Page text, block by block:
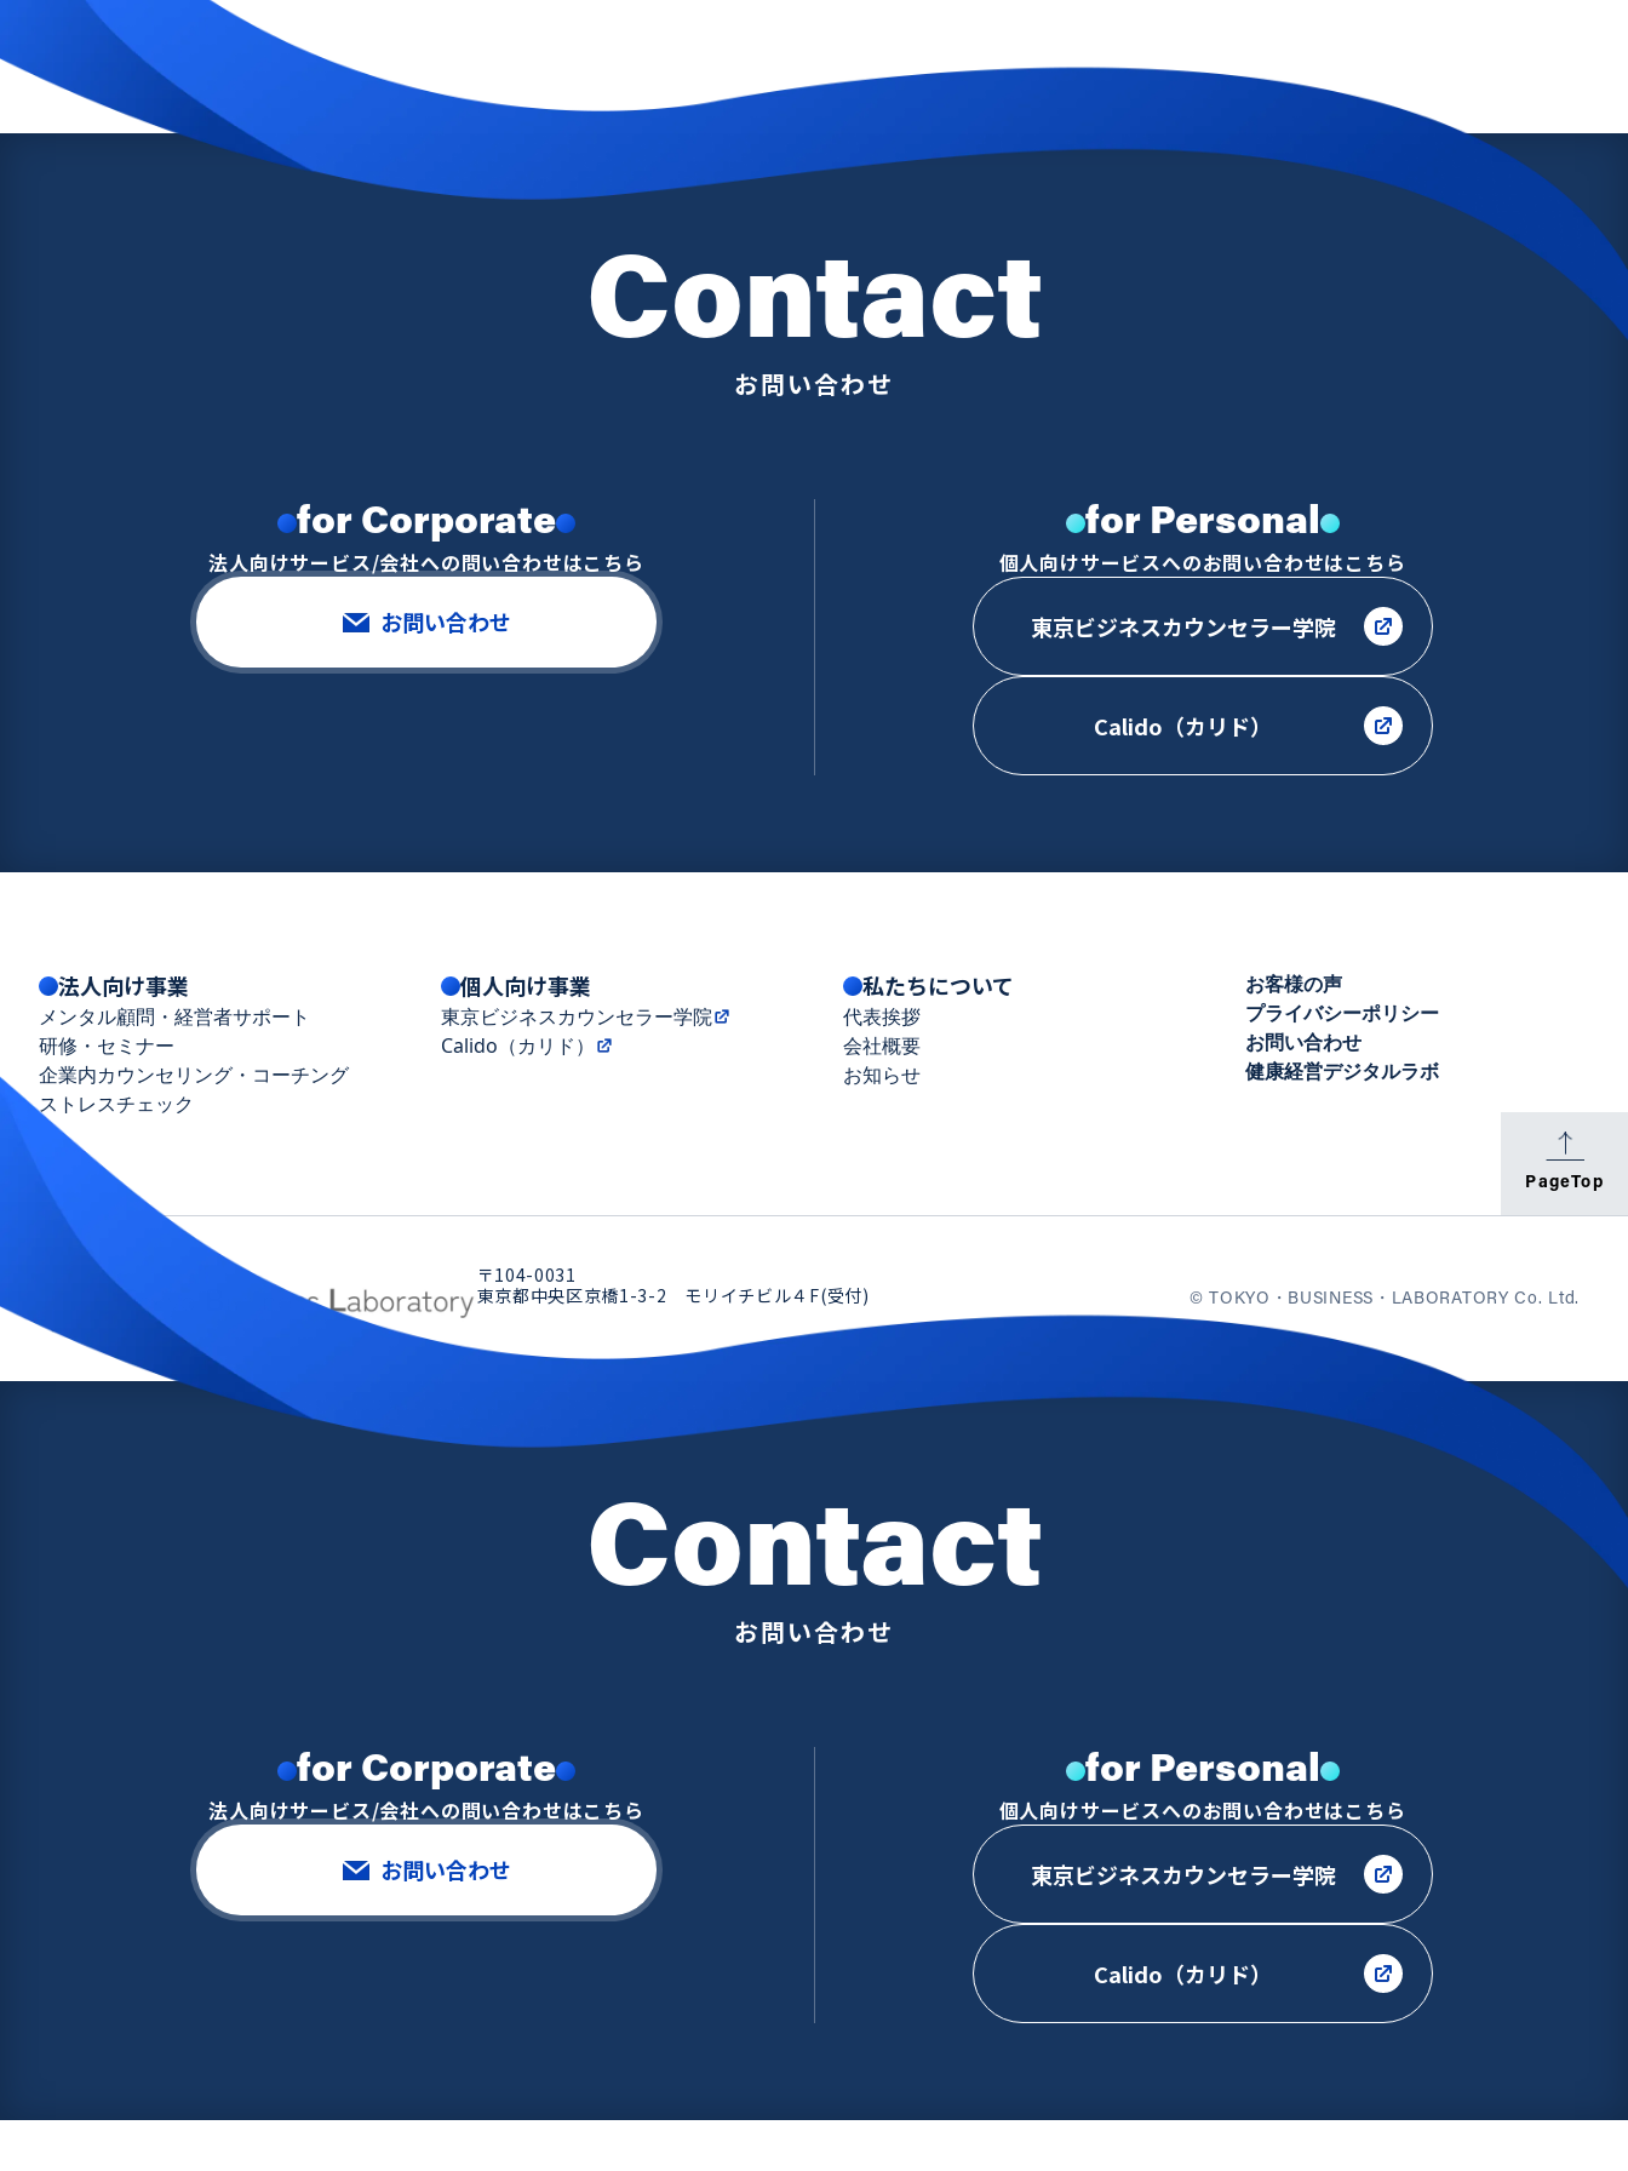
Contact
お問い合わせ
for Corporate
法人向けサービス/会社への問い合わせはこちら
お問い合わせ
for Personal
個人向けサービスへのお問い合わせはこちら
東京ビジネスカウンセラー学院
Calido（カリド）
PageTop
法人向け事業
メンタル顧問・経営者サポート
研修・セミナー
企業内カウンセリング・コーチング
ストレスチェック
個人向け事業
東京ビジネスカウンセラー学院
Calido（カリド）
私たちについて
代表挨拶
会社概要
お知らせ
お客様の声
プライバシーポリシー
お問い合わせ
健康経営デジタルラボ
〒104-0031
東京都中央区京橋1-3-2 モリイチビル４F(受付)
© TOKYO・BUSINESS・LABORATORY Co. Ltd.
Contact
お問い合わせ
for Corporate
法人向けサービス/会社への問い合わせはこちら
お問い合わせ
for Personal
個人向けサービスへのお問い合わせはこちら
東京ビジネスカウンセラー学院
Calido（カリド）